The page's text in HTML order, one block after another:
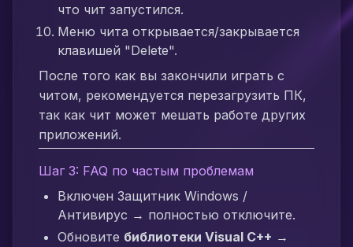
что чит запустился.
Меню чита открывается/закрывается
клавишей "Delete".
После того как вы закончили играть с
читом, рекомендуется перезагрузить ПК,
так как чит может мешать работе других
приложений.
Шаг 3: FAQ по частым проблемам
Включен Защитник Windows /
Антивирус → полностью отключите.
Обновите библиотеки Visual C++ →